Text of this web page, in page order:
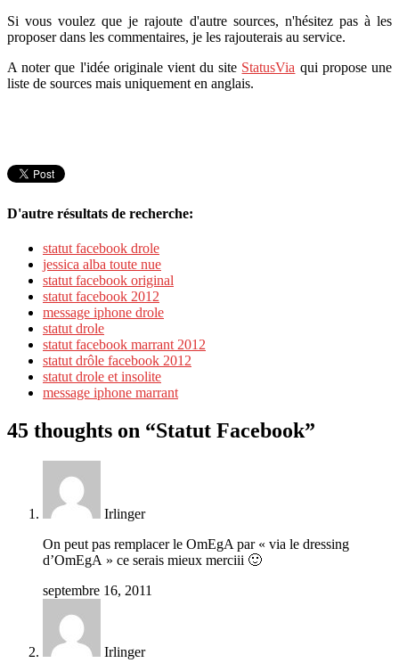
Si vous voulez que je rajoute d'autre sources, n'hésitez pas à les
proposer dans les commentaires, je les rajouterais au service.
A noter que l'idée originale vient du site StatusVia qui propose une
liste de sources mais uniquement en anglais.
D'autre résultats de recherche:
statut facebook drole
jessica alba toute nue
statut facebook original
statut facebook 2012
message iphone drole
statut drole
statut facebook marrant 2012
statut drôle facebook 2012
statut drole et insolite
message iphone marrant
45 thoughts on “Statut Facebook”
Irlinger
On peut pas remplacer le OmEgA par « via le dressing
d’OmEgA » ce serais mieux merciii 🙂
septembre 16, 2011
Irlinger